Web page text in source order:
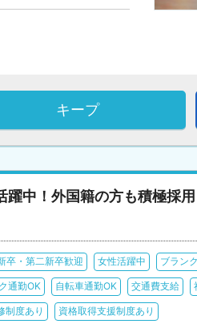
キープ
中！外国籍の方も積極採用
卒・第二新卒歓迎 女性活躍中 ブラン
通勤OK 自転車通勤OK 交通費支給
制度あり 資格取得支援制度あり